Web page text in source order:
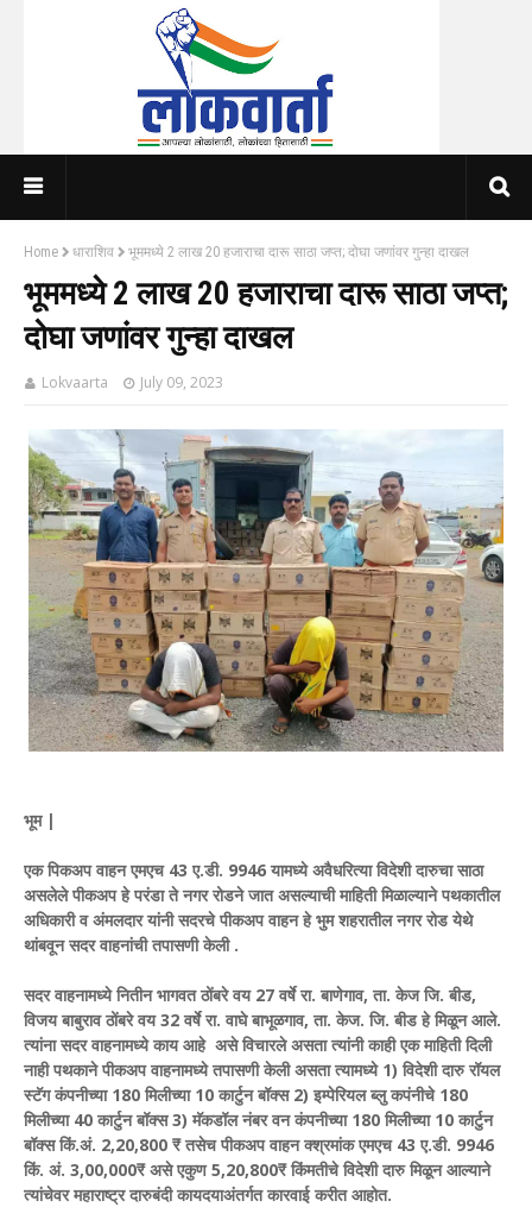
Home धाराशिव भूममध्ये 2 लाख 20 हजाराचा दारू साठा जप्त; दोघा जणांवर गुन्हा दाखल
भूममध्ये 2 लाख 20 हजाराचा दारू साठा जप्त;
दोघा जणांवर गुन्हा दाखल
Lokvaarta July 09, 2023
भूम |
एक पिकअप वाहन एमएच 43 ए.डी. 9946 यामध्ये अवैधरित्या विदेशी दारुचा साठा
असलेले पीकअप हे परंडा ते नगर रोडने जात असल्याची माहिती मिळाल्याने पथकातील
अधिकारी व अंमलदार यांनी सदरचे पीकअप वाहन हे भुम शहरातील नगर रोड येथे
थांबवून सदर वाहनांची तपासणी केली .
सदर वाहनामध्ये नितीन भागवत ठोंबरे वय 27 वर्षे रा. बाणेगाव, ता. केज जि. बीड,
विजय बाबुराव ठोंबरे वय 32 वर्षे रा. वाघे बाभूळगाव, ता. केज. जि. बीड हे मिळून आले.
त्यांना सदर वाहनामध्ये काय आहे असे विचारले असता त्यांनी काही एक माहिती दिली
नाही पथकाने पीकअप वाहनामध्ये तपासणी केली असता त्यामध्ये 1) विदेशी दारु रॉयल
स्टॅग कंपनीच्या 180 मिलीच्या 10 कार्टुन बॉक्स 2) इम्पेरियल ब्लु कपंनीचे 180
मिलीच्या 40 कार्टुन बॉक्स 3) मॅकडॉल नंबर वन कंपनीच्या 180 मिलीच्या 10 कार्टुन
बॉक्स किं.अं. 2,20,800 ₹ तसेच पीकअप वाहन क्श्रमांक एमएच 43 ए.डी. 9946
किं. अं. 3,00,000₹ असे एकुण 5,20,800₹ किंमतीचे विदेशी दारु मिळून आल्याने
त्यांचेवर महाराष्ट्र दारुबंदी कायदयाअंतर्गत कारवाई करीत आहोत.